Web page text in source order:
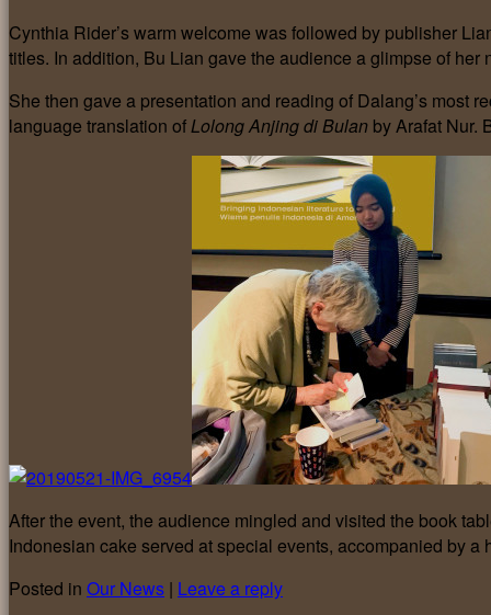
Cynthia Rider’s warm welcome was followed by publisher
titles. In addition, Bu Lian gave the audience a glimpse of her
She then gave a presentation and reading of Dalang’s most
language translation ofLolong Anjing di Bulan by Arafat Nur.
After the event, the audience mingled and visited the book
Indonesian cake served at special events, accompanied by a
Posted in Our News | Leave a reply